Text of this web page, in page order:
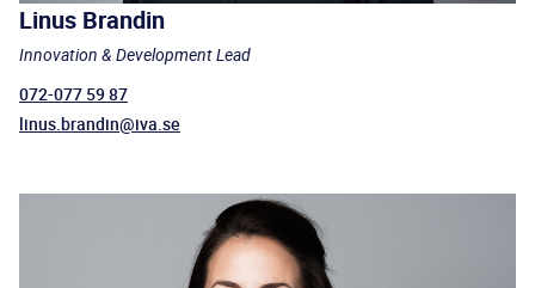
Linus Brandin
Innovation & Development Lead
072-077 59 87
linus.brandin@iva.se